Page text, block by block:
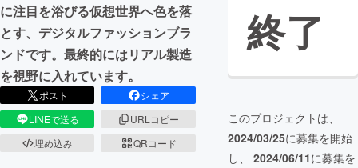
に注目を浴びる仮想世界へ色を落
とす、デジタルファッションブラ
ンドです。最終的にはリアル製造
を視野に入れています。
ポスト
シェア
LINEで送る
URLコピー
埋め込み
QRコード
終了
このプロジェクトは、
2024/03/25に募集を開始
し、 2024/06/11に募集を